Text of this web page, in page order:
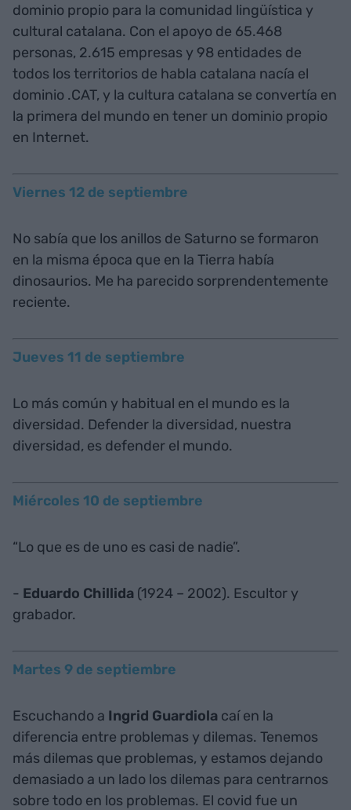
dominio propio para la comunidad lingüística y
cultural catalana. Con el apoyo de 65.468
personas, 2.615 empresas y 98 entidades de
todos los territorios de habla catalana nacía el
dominio .CAT, y la cultura catalana se convertía en
la primera del mundo en tener un dominio propio
en Internet.
Viernes 12 de septiembre
No sabía que los anillos de Saturno se formaron
en la misma época que en la Tierra había
dinosaurios. Me ha parecido sorprendentemente
reciente.
Jueves 11 de septiembre
Lo más común y habitual en el mundo es la
diversidad. Defender la diversidad, nuestra
diversidad, es defender el mundo.
Miércoles 10 de septiembre
“Lo que es de uno es casi de nadie”.
- Eduardo Chillida (1924 – 2002). Escultor y
grabador.
Martes 9 de septiembre
Escuchando a Ingrid Guardiola caí en la
diferencia entre problemas y dilemas. Tenemos
más dilemas que problemas, y estamos dejando
demasiado a un lado los dilemas para centrarnos
sobre todo en los problemas. El covid fue un